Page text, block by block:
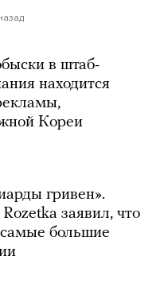
в штаб-
находится
Кореи
гривен».
заявил, что
самые большие